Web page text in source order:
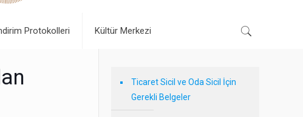
Protokolleri Kültür Merkezi
Ticaret Sicil ve Oda Sicil İçin
Gerekli Belgeler